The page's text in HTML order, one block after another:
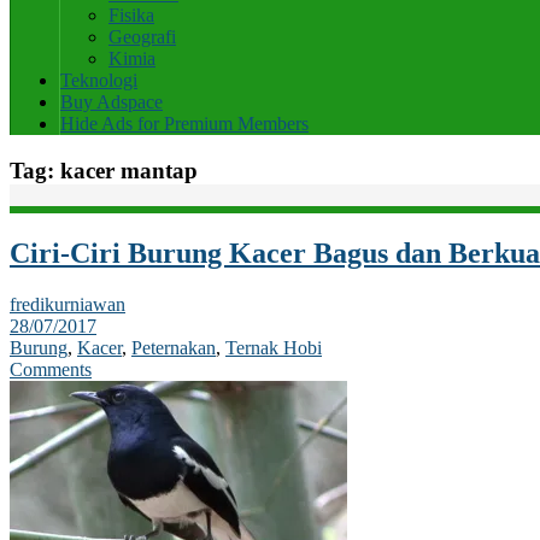
Fisika
Geografi
Kimia
Teknologi
Buy Adspace
Hide Ads for Premium Members
Tag: kacer mantap
Ciri-Ciri Burung Kacer Bagus dan
fredikurniawan
28/07/2017
Burung, Kacer, Peternakan, Ternak Hobi
Comments